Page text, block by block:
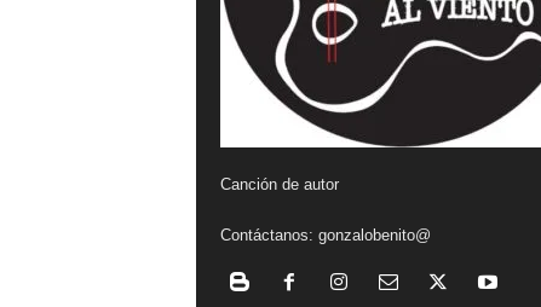
n
o
Canción de autor
Contáctanos: gonzalobenito@